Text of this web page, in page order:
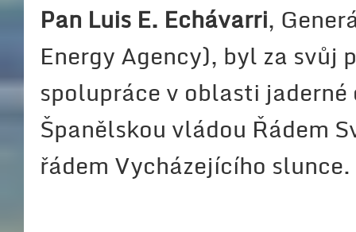
Pan Luis E. Echávarri,
Energy Agency), byl za svůj
spolupráce v oblasti
Španělskou vládou Řádem
řádem Vycházejícího slunce.